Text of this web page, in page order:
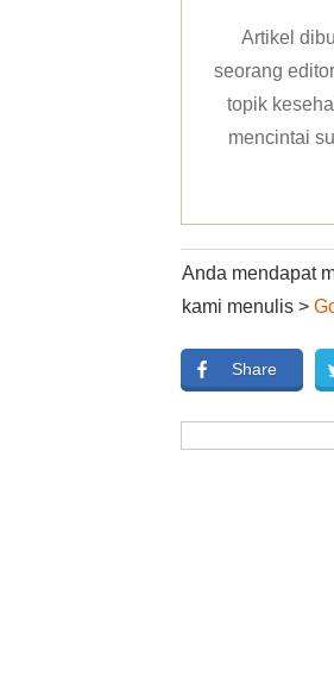
Artikel
seorang
topik
mencintai
Anda mendapat
kami menulis >
Share